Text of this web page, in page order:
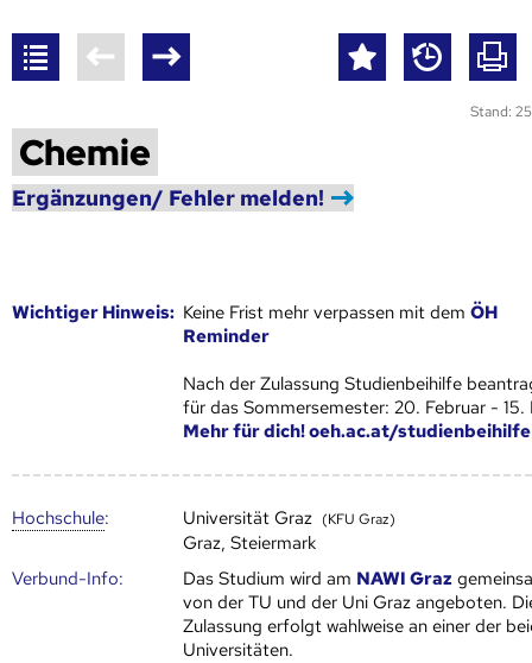
Stand:
Chemie
Ergänzungen/ Fehler melden!
Wich­ti­ger Hin­weis: Keine Frist mehr verpassen mit demÖH
Reminder
Nach der Zulassung Studienbeihilfe
für das Sommersemester: 20. Februar - 15.
Mehr für dich! oeh.ac.at/studienbeihilfe
Hoch­schule: Universität Graz (KFU Graz)
Graz, Steiermark
Verbund-Info:
Das Studium wird am NAWI Graz
von der TU und der Uni Graz angeboten.
Zulassung erfolgt wahlweise an einer der
Universitäten.